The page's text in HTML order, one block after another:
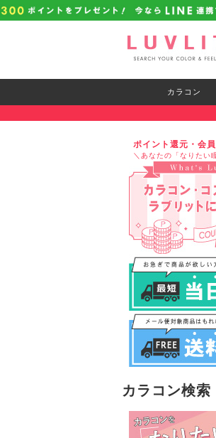
カラコン
ポイント還元・会
＼あなたの「なりたい
カラコン検索